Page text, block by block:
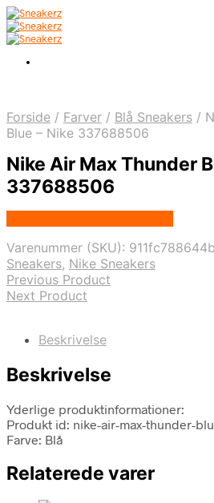
Forside / Farver / Blå Sneakers /
Blue – Nike 337688506
Nike Air Max Thunder
337688506
Varenummer (SKU): 911fc788644b
Sneakers, Nike Sneakers
Previous Product
Next Product
Beskrivelse
Beskrivelse
Yderlige produktinformationer:
Produkt id: nike-air-max-thunder-
Farve: Blå
Relaterede varer